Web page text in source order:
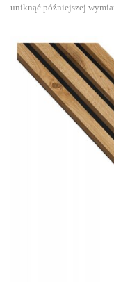
uniknąć późniejszej